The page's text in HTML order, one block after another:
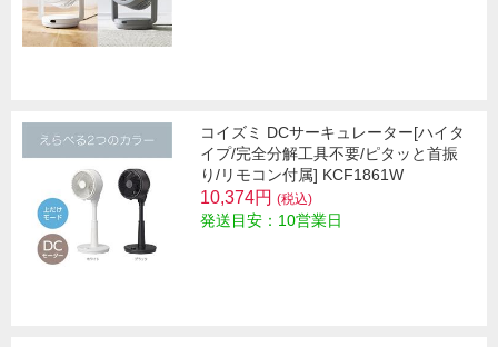
コイズミ DCサーキュレーター[ハイタ
イプ/完全分解工具不要/ピタッと首振
り/リモコン付属] KCF1861W
10,374円 (税込)
発送目安：10営業日